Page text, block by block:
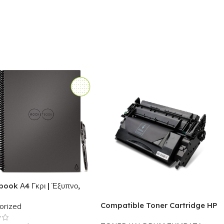
Α4 Γκρι | Έξυπνο,
τετράδιο-
| Το σετ
Compatible Toner Cartridge HP